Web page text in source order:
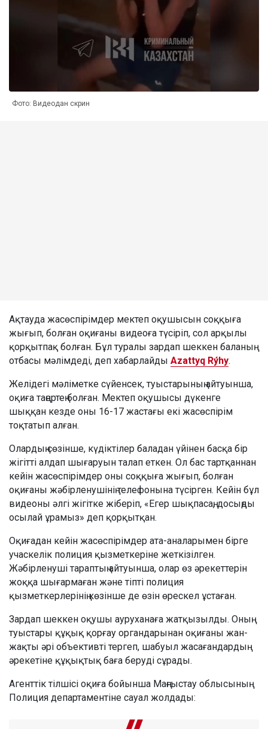
Фото: Видеодан скрин
Ақтауда жасөспірімдер мектеп оқушысын соққыға
жығып, болған оқиғаны видеоға түсіріп, сол арқылы
қорқытпақ болған. Бұл туралы зардап шеккен баланың
отбасы мәлімдеді, деп хабарлайды Azattyq Rýhy.
Желідегі мәліметке сүйенсек, туыстарының айтуынша,
оқиға таңертең болған. Мектеп оқушысы дүкенге
шыққан кезде оны 16-17 жастағы екі жасөспірім
тоқтатып алған.
Олардың сөзінше, күдіктілер баладан үйінен басқа бір
жігітті алдап шығаруын талап еткен. Ол бас тартқаннан
кейін жасөспірімдер оны соққыға жығып, болған
оқиғаны жәбірленушінің телефонына түсірген. Кейін бұл
видеоны әлгі жігітке жіберіп, «Егер шықпасаң, досыңды
осылай ұрамыз» деп қорқытқан.
Оқиғадан кейін жасөспірімдер ата-аналарымен бірге
учаскелік полиция қызметкеріне жеткізілген.
Жәбірленуші тараптың айтуынша, олар өз әрекеттерін
жоққа шығармаған және тіпті полиция
қызметкерлерінің көзінше де өзін өрескел ұстаған.
Зардап шеккен оқушы ауруханаға жатқызылды. Оның
туыстары құқық қорғау органдарынан оқиғаны жан-
жақты әрі объективті тергеп, шабуыл жасағандардың
әрекетіне құқықтық баға беруді сұрады.
Агенттік тілшісі оқиға бойынша Маңғыстау облысының
Полиция департаментіне сауал жолдады: